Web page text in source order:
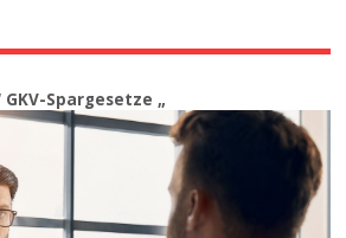
GKV-Spargesetze „